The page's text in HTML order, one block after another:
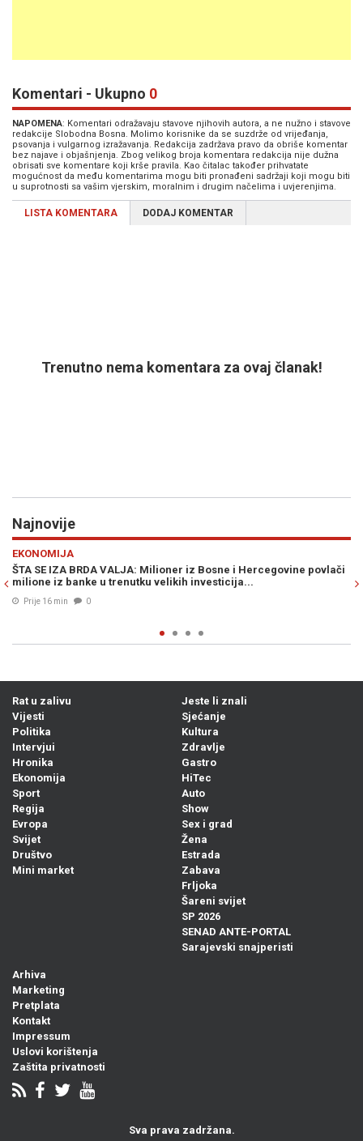
Komentari - Ukupno 0
NAPOMENA: Komentari odražavaju stavove njihovih autora, a ne nužno i stavove
redakcije Slobodna Bosna. Molimo korisnike da se suzdrže od vrijeđanja,
psovanja i vulgarnog izražavanja. Redakcija zadržava pravo da obriše komentar
bez najave i objašnjenja. Zbog velikog broja komentara redakcija nije dužna
obrisati sve komentare koji krše pravila. Kao čitalac također prihvatate
mogućnost da među komentarima mogu biti pronađeni sadržaji koji mogu biti
u suprotnosti sa vašim vjerskim, moralnim i drugim načelima i uvjerenjima.
LISTA KOMENTARA DODAJ KOMENTAR
Trenutno nema komentara za ovaj članak!
Najnovije
iz Bosne i Hercegovine povlači
investicija...
TOTALNI ZAOKRET: Uskoro bi se u
putničkim avionima, karte još
Rat u zalivu
Vijesti
Politika
Intervjui
Hronika
Ekonomija
Sport
Regija
Evropa
Svijet
Društvo
Mini market
Jeste li znali
Sjećanje
Kultura
Zdravlje
Gastro
HiTec
Auto
Show
Sex i grad
Žena
Estrada
Zabava
Frljoka
Šareni svijet
SP 2026
SENAD ANTE-PORTAL
Sarajevski snajperisti
Arhiva
Marketing
Pretplata
Kontakt
Impressum
Uslovi korištenja
Zaštita privatnosti
Sva prava zadržana.